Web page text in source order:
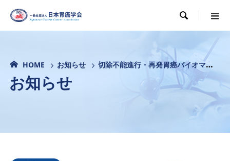

HOME お知らせ 切除不能進行・再発胃癌バイオマーカー検査の手引き 第1.1版 について
お知らせ